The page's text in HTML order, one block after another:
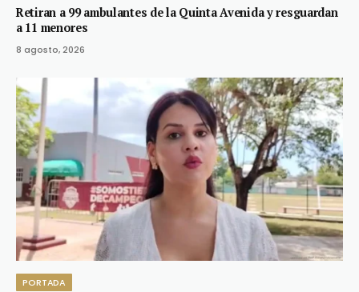
Retiran a 99 ambulantes de la Quinta Avenida y resguardan
a 11 menores
8 agosto, 2026
PORTADA